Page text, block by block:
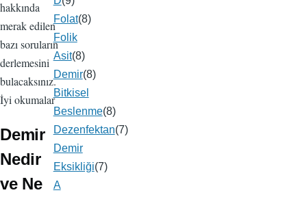
hakkında
merak edilen
bazı soruların
derlemesini
bulacaksınız.
İyi okumalar
Demir
Nedir
ve Ne
Folat(8)
Folik
Asit(8)
Demir(8)
Bitkisel
Beslenme(8)
Dezenfektan(7)
Demir
Eksikliği(7)
A